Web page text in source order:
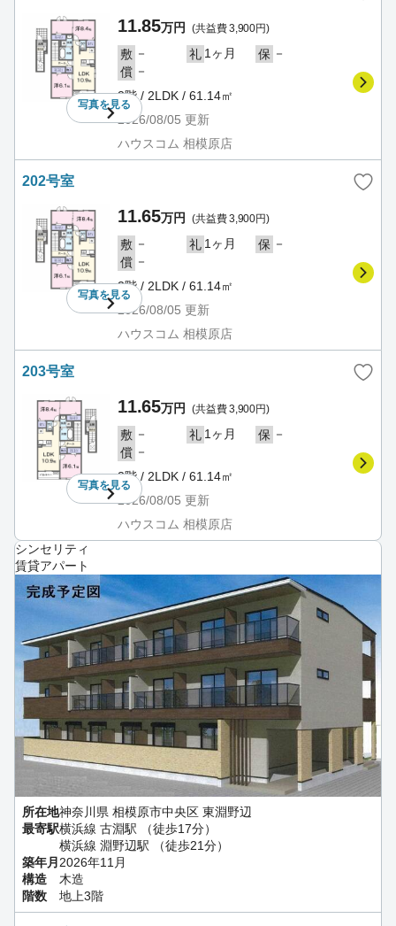
写真を見る
11.85万円 (共益費 3,900円)
敷 － 礼 1ヶ月 保 －
償 －
2階 / 2LDK / 61.14㎡
2026/08/05 更新
ハウスコム 相模原店
202号室
写真を見る
11.65万円 (共益費 3,900円)
敷 － 礼 1ヶ月 保 －
償 －
2階 / 2LDK / 61.14㎡
2026/08/05 更新
ハウスコム 相模原店
203号室
写真を見る
11.65万円 (共益費 3,900円)
敷 － 礼 1ヶ月 保 －
償 －
2階 / 2LDK / 61.14㎡
2026/08/05 更新
ハウスコム 相模原店
シンセリティ
賃貸アパート
所在地神奈川県 相模原市中央区 東淵野辺
最寄駅横浜線 古淵駅 （徒歩17分）
横浜線 淵野辺駅 （徒歩21分）
築年月 2026年11月
構造
木造
階数
地上3階